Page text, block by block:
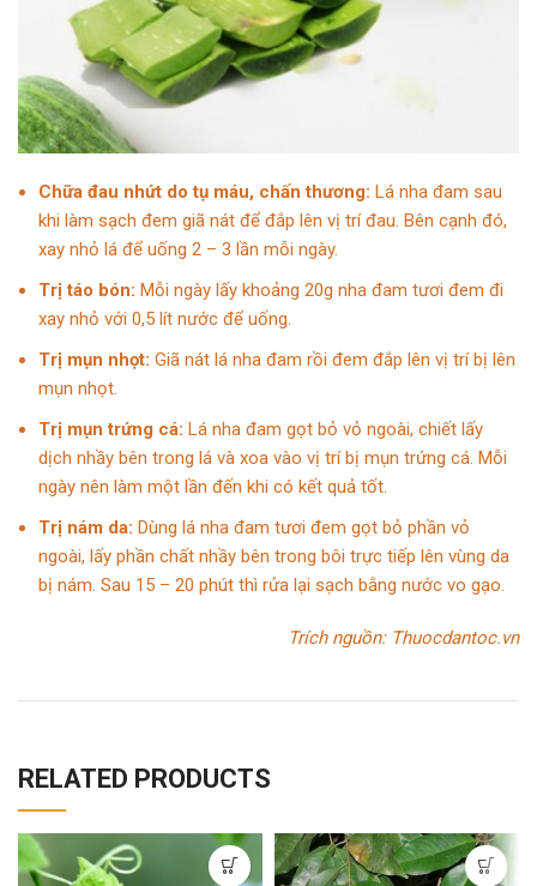
Chữa đau nhứt do tụ máu, chấn thương: Lá nha đam sau
khi làm sạch đem giã nát để đắp lên vị trí đau. Bên cạnh đó,
xay nhỏ lá để uống 2 – 3 lần mỗi ngày.
Trịtáo bón: Mỗi ngày lấy khoảng 20g nha đam tươi đem đi
xay nhỏ với 0,5 lít nước để uống.
Trị mụn nhọt: Giã nát lá nha đam rồi đem đắp lên vị trí bị lên
mụn nhọt.
Trị mụn trứng cá: Lá nha đam gọt bỏ vỏ ngoài, chiết lấy
dịch nhầy bên trong lá và xoa vào vị trí bị mụn trứng cá. Mỗi
ngày nên làm một lần đến khi có kết quả tốt.
Trị nám da: Dùng lá nha đam tươi đem gọt bỏ phần vỏ
ngoài, lấy phần chất nhầy bên trong bôi trực tiếp lên vùng da
bị nám. Sau 15 – 20 phút thì rửa lại sạch bằng nước vo gạo.
Trích nguồn: Thuocdantoc.vn
RELATED PRODUCTS